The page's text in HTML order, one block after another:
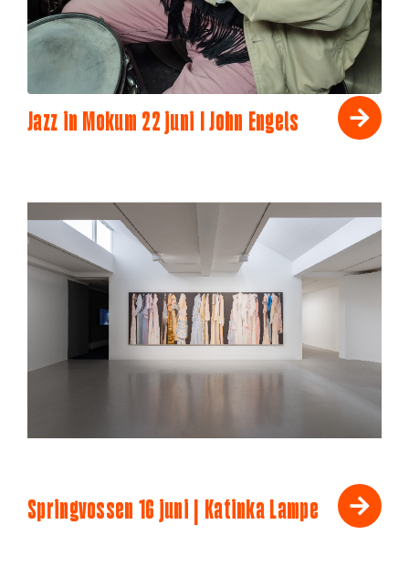
Jazz in Mokum 22 juni I John Engels
Springvossen 16 juni | Katinka Lampe